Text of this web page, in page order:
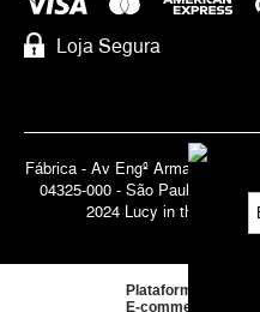
Loja Segura
Fábrica - Av Engº Armando de
04325-000 - São Paulo - SP -
2024 Lucy in the Sky |
Plataforma de
E-commerce